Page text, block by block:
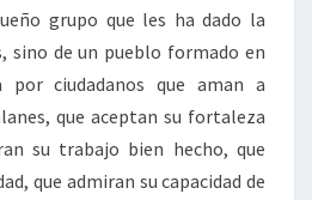
grupo que les ha dado la
sino de un pueblo formado en
por ciudadanos que aman a
que aceptan su fortaleza
su trabajo bien hecho, que
que admiran su capacidad de